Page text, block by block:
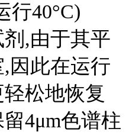
行40°C)
,由于其平
因此在运行
松地恢复
4μm色谱柱